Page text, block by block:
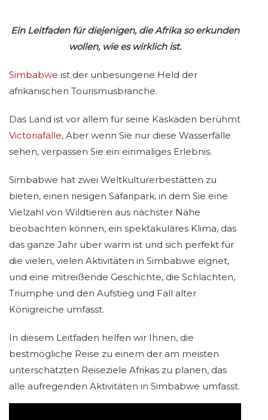
Ein Leitfaden für diejenigen, die Afrika so erkunden
wollen, wie es wirklich ist.
Simbabwe ist der unbesungene Held der
afrikanischen Tourismusbranche.
Das Land ist vor allem für seine Kaskaden berühmt
Victoriafälle, Aber wenn Sie nur diese Wasserfälle
sehen, verpassen Sie ein einmaliges Erlebnis.
Simbabwe hat zwei Weltkulturerbestätten zu
bieten, einen riesigen Safaripark, in dem Sie eine
Vielzahl von Wildtieren aus nächster Nähe
beobachten können, ein spektakuläres Klima, das
das ganze Jahr über warm ist und sich perfekt für
die vielen, vielen Aktivitäten in Simbabwe eignet,
und eine mitreißende Geschichte, die Schlachten,
Triumphe und den Aufstieg und Fall alter
Königreiche umfasst.
In diesem Leitfaden helfen wir Ihnen, die
bestmögliche Reise zu einem der am meisten
unterschätzten Reiseziele Afrikas zu planen, das
alle aufregenden Aktivitäten in Simbabwe umfasst.